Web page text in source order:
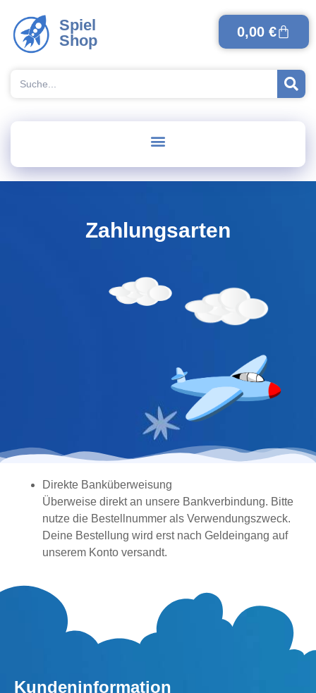
Spiel
Shop
0,00 €
Zahlungsarten
Direkte Banküberweisung
Überweise direkt an unsere Bankverbindung. Bitte
nutze die Bestellnummer als Verwendungszweck.
Deine Bestellung wird erst nach Geldeingang auf
unserem Konto versandt.
Kundeninformation